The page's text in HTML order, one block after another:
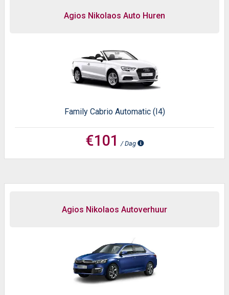
Agios Nikolaos Auto Huren
Family Cabrio Automatic (I4)
€101 / Dag
Agios Nikolaos Autoverhuur